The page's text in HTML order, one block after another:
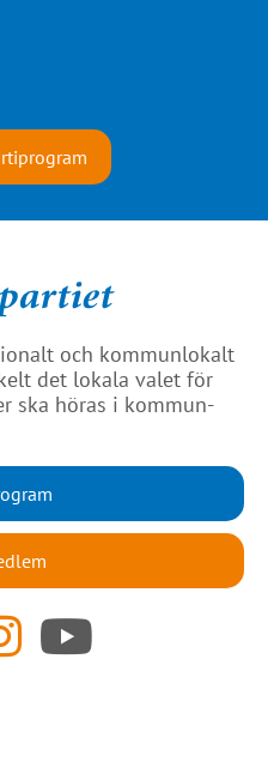
och kommunlokalt
det lokala valet för
ska höras i kommun-